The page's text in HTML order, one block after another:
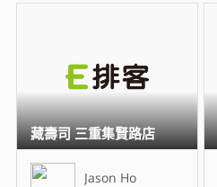
Jason Ho
藏壽司 三重集賢路店